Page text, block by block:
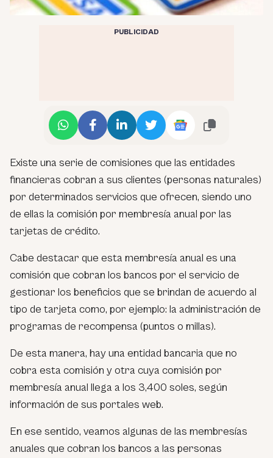
PUBLICIDAD
Existe una serie de comisiones que las entidades
financieras cobran a sus clientes (personas naturales)
por determinados servicios que ofrecen, siendo uno
de ellas la comisión por membresía anual por las
tarjetas de crédito.
Cabe destacar que esta membresía anual es una
comisión que cobran los bancos por el servicio de
gestionar los beneficios que se brindan de acuerdo al
tipo de tarjeta como, por ejemplo: la administración de
programas de recompensa (puntos o millas).
De esta manera, hay una entidad bancaria que no
cobra esta comisión y otra cuya comisión por
membresía anual llega a los 3,400 soles, según
información de sus portales web.
En ese sentido, veamos algunas de las membresías
anuales que cobran los bancos a las personas